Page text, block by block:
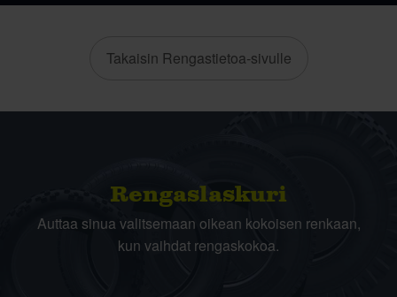
Takaisin Rengastietoa-sivulle
Rengas­laskuri
Auttaa sinua valitsemaan oikean kokoisen renkaan,
kun vaihdat rengaskokoa.